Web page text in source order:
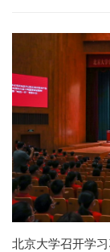
院为推进南南合作
展中国家一道，进
北京大学召开学